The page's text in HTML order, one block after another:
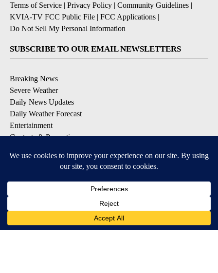
Terms of Service | Privacy Policy | Community Guidelines |
KVIA-TV FCC Public File | FCC Applications |
Do Not Sell My Personal Information
SUBSCRIBE TO OUR EMAIL NEWSLETTERS
Breaking News
Severe Weather
Daily News Updates
Daily Weather Forecast
Entertainment
Contests & Promotions
DOWNLOAD OUR APPS
Available for iOS and Android